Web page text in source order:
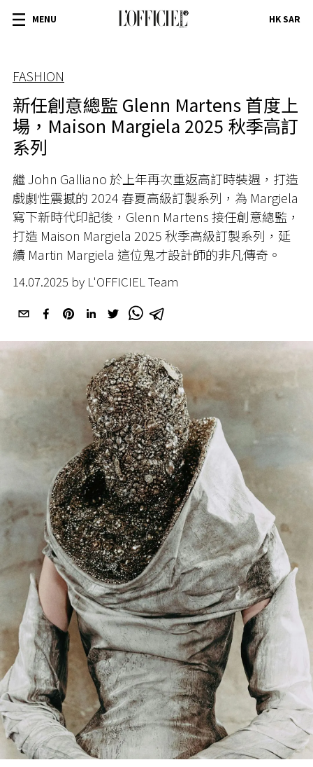
MENU HK SAR
FASHION
新任創意總監 Glenn Martens 首度上
場，Maison Margiela 2025 秋季高訂
系列
繼 John Galliano 於上年再次重返高訂時裝週，打造
戲劇性震撼的 2024 春夏高級訂製系列，為 Margiela
寫下新時代印記後，Glenn Martens 接任創意總監，
打造 Maison Margiela 2025 秋季高級訂製系列，延
續 Martin Margiela 這位鬼才設計師的非凡傳奇。
14.07.2025 by L'OFFICIEL Team